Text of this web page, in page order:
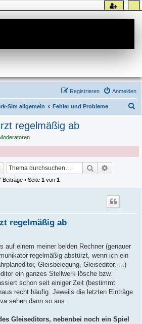
Anmelden
Registrieren
Sim allgemein Fehler und Probleme
regelmäßig ab
Suche
Beiträge • Seite 1 von 1
regelmäßig ab
auf einem meiner beiden Rechner (genauer
regelmäßig abstürzt, wenn ich ein
Gleisbelegung, Gleiseditor, ...)
ein ganzes Stellwerk lösche bzw.
schon seit einiger Zeit (bestimmt
recht häufig. Jeweils die letzten Einträge
sehen dann so aus:
Gleiseditors, nebenbei noch ein Spiel